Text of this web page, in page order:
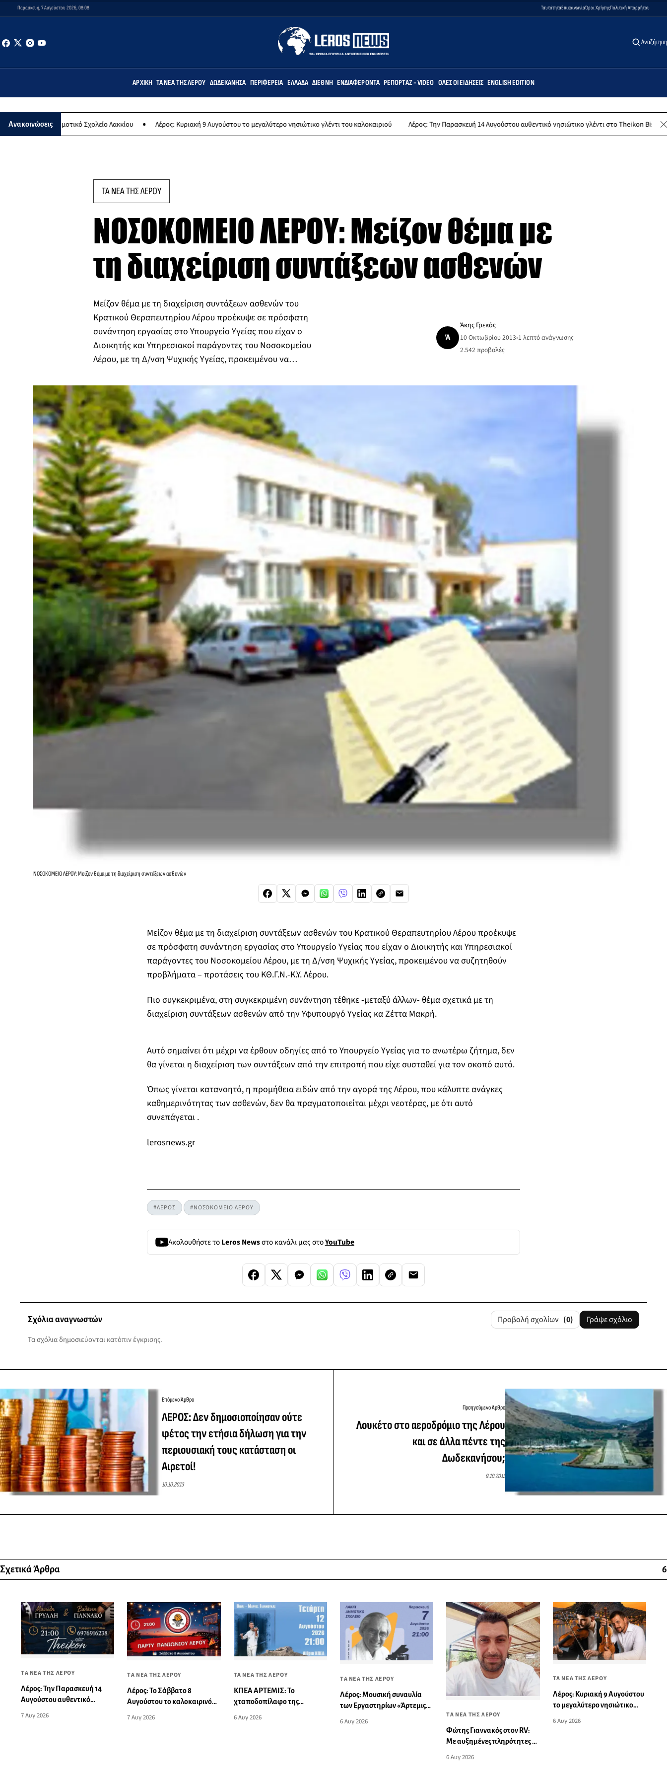
Παρασκευή, 7 Αυγούστου 2026, 08:08 ΤαυτότηταΕπικοινωνίαΌροι ΧρήσηςΠολιτική Απορρήτου
Αναζήτηση
ΑΡΧΙΚΉ ΤΑ ΝΈΑ ΤΗΣ ΛΈΡΟΥ ΔΩΔΕΚΆΝΗΣΑ ΠΕΡΙΦΈΡΕΙΑ ΕΛΛΆΔΑ ΔΙΕΘΝΉ ΕΝΔΙΑΦΈΡΟΝΤΑ ΡΕΠΟΡΤΆΖ - VIDEO ΌΛΕΣ ΟΙ ΕΙΔΉΣΕΙΣ ENGLISH EDITION
Ανακοινώσεις
Δημοτικό Σχολείο Λακκίου Λέρος: Κυριακή 9 Αυγούστου το μεγαλύτερο νησιώτικο γλέντι του καλοκαιριού Λέρος: Την Παρασκευή 14 Αυγούστου αυθεντικό νησιώτικο γλέντι στο Theikon Bistro Restaurant!
ΤΑ ΝΕΑ ΤΗΣ ΛΕΡΟΥ
ΝΟΣΟΚΟΜΕΙΟ ΛΕΡΟΥ: Μείζον θέμα με
τη διαχείριση συντάξεων ασθενών
Μείζον θέμα με τη διαχείριση συντάξεων ασθενών του
Κρατικού Θεραπευτηρίου Λέρου προέκυψε σε πρόσφατη
συνάντηση εργασίας στο Υπουργείο Υγείας που είχαν ο
Διοικητής και Υπηρεσιακοί παράγοντες του Νοσοκομείου
Λέρου, με τη Δ/νση Ψυχικής Υγείας, προκειμένου να…
Ά
Άκης Γρεκός
10 Οκτωβρίου 2013•1 λεπτό ανάγνωσης
2.542 προβολές
ΝΟΣΟΚΟΜΕΙΟ ΛΕΡΟΥ: Μείζον θέμα με τη διαχείριση συντάξεων ασθενών
Μείζον θέμα με τη διαχείριση συντάξεων ασθενών του Κρατικού Θεραπευτηρίου Λέρου προέκυψε
σε πρόσφατη συνάντηση εργασίας στο Υπουργείο Υγείας που είχαν ο Διοικητής και Υπηρεσιακοί
παράγοντες του Νοσοκομείου Λέρου, με τη Δ/νση Ψυχικής Υγείας, προκειμένου να συζητηθούν
προβλήματα – προτάσεις του ΚΘ.Γ.Ν.-Κ.Υ. Λέρου.
Πιο συγκεκριμένα, στη συγκεκριμένη συνάντηση τέθηκε -μεταξύ άλλων- θέμα σχετικά με τη
διαχείριση συντάξεων ασθενών από την Υφυπουργό Υγείας κα Ζέττα Μακρή.
Αυτό σημαίνει ότι μέχρι να έρθουν οδηγίες από το Υπουργείο Υγείας για το ανωτέρω ζήτημα, δεν
θα γίνεται η διαχείριση των συντάξεων από την επιτροπή που είχε συσταθεί για τον σκοπό αυτό.
Όπως γίνεται κατανοητό, η προμήθεια ειδών από την αγορά της Λέρου, που κάλυπτε ανάγκες
καθημερινότητας των ασθενών, δεν θα πραγματοποιείται μέχρι νεοτέρας, με ότι αυτό
συνεπάγεται .
lerosnews.gr
#ΛΕΡΟΣ #ΝΟΣΟΚΟΜΕΙΟ ΛΕΡΟΥ
Ακολουθήστε τοLeros Newsστο κανάλι μας στοYouTube
Σχόλια αναγνωστών Προβολή σχολίων (0) Γράψε σχόλιο
Τα σχόλια δημοσιεύονται κατόπιν έγκρισης.
Επόμενο Άρθρο
ΛΕΡΟΣ: Δεν δημοσιοποίησαν ούτε
φέτος την ετήσια δήλωση για την
περιουσιακή τους κατάσταση οι
Αιρετοί!
10.10.2013
Προηγούμενο Άρθρο
Λουκέτο στο αεροδρόμιο της Λέρου
και σε άλλα πέντε της
Δωδεκανήσου;
9.10.2013
Σχετικά Άρθρα 6
ΤΑ ΝΕΑ ΤΗΣ ΛΕΡΟΥ
Λέρος: Την Παρασκευή 14
Αυγούστου αυθεντικό
Bistro Restaurant!
7 Αυγ 2026
ΤΑ ΝΕΑ ΤΗΣ ΛΕΡΟΥ
Λέρος: Το Σάββατο 8
Αυγούστου το καλοκαιρινό
7 Αυγ 2026
ΤΑ ΝΕΑ ΤΗΣ ΛΕΡΟΥ
ΚΠΕΑ ΑΡΤΕΜΙΣ: Το
χταποδοπίλαφο της
εκδήλωση
6 Αυγ 2026
ΤΑ ΝΕΑ ΤΗΣ ΛΕΡΟΥ
Λέρος: Μουσική συναυλία
των Εργαστηρίων «Άρτεμις»
Λακκίου
6 Αυγ 2026
ΤΑ ΝΕΑ ΤΗΣ ΛΕΡΟΥ
Φώτης Γιαννακός στον RV:
Με αυξημένες πληρότητες η
της τουριστικής σεζόν στο
6 Αυγ 2026
ΤΑ ΝΕΑ ΤΗΣ ΛΕΡΟΥ
Λέρος: Κυριακή 9 Αυγούστου
το μεγαλύτερο νησιώτικο
6 Αυγ 2026